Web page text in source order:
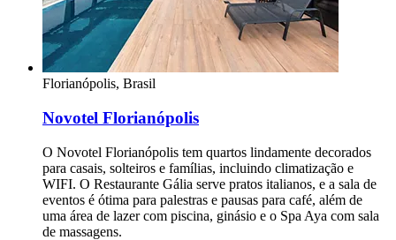
Florianópolis, Brasil
Novotel Florianópolis
O Novotel Florianópolis tem quartos lindamente decorados
para casais, solteiros e famílias, incluindo climatização e
WIFI. O Restaurante Gália serve pratos italianos, e a sala de
eventos é ótima para palestras e pausas para café, além de
uma área de lazer com piscina, ginásio e o Spa Aya com sala
de massagens.